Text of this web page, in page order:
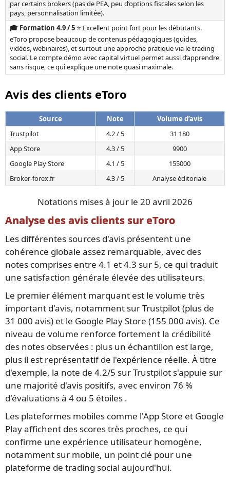
par certains brokers (pas de PEA, peu d’options fiscales selon les
pays, personnalisation limitée).
🎓 Formation 4.9 / 5 ⭐ Excellent point fort pour les débutants.
eToro propose beaucoup de contenus pédagogiques (guides,
vidéos, webinaires), et surtout une approche pratique via le trading
social. Le compte démo avec capital virtuel permet aussi d’apprendre
sans risque, ce qui explique une note quasi maximale.
Avis des clients eToro
Source Note
Volume d’avis
Trustpilot
4.2 / 5
31 180
App Store
4.3 / 5
9900
Google Play Store
4.1 / 5
155000
Broker-forex.fr
4.3 / 5 Analyse éditoriale
Notations mises à jour le 20 avril 2026
Analyse des avis clients sur eToro
Les différentes sources d'avis présentent une
cohérence globale assez remarquable, avec des
notes comprises entre 4.1 et 4.3 sur 5, ce qui traduit
une satisfaction générale élevée des utilisateurs.
Le premier élément marquant est le volume très
important d'avis, notamment sur Trustpilot (plus de
31 000 avis) et le Google Play Store (155 000 avis). Ce
niveau de volume renforce fortement la crédibilité
des notes observées : plus un échantillon est large,
plus il est représentatif de l'expérience réelle. À titre
d'exemple, la note de 4.2/5 sur Trustpilot s'appuie sur
une majorité d'avis positifs, avec environ 76 %
d'évaluations à 4 ou 5 étoiles .
Les plateformes mobiles comme l'App Store et Google
Play affichent des scores très proches, ce qui
confirme une expérience utilisateur homogène,
notamment sur mobile, un point clé pour une
plateforme de trading social aujourd'hui.